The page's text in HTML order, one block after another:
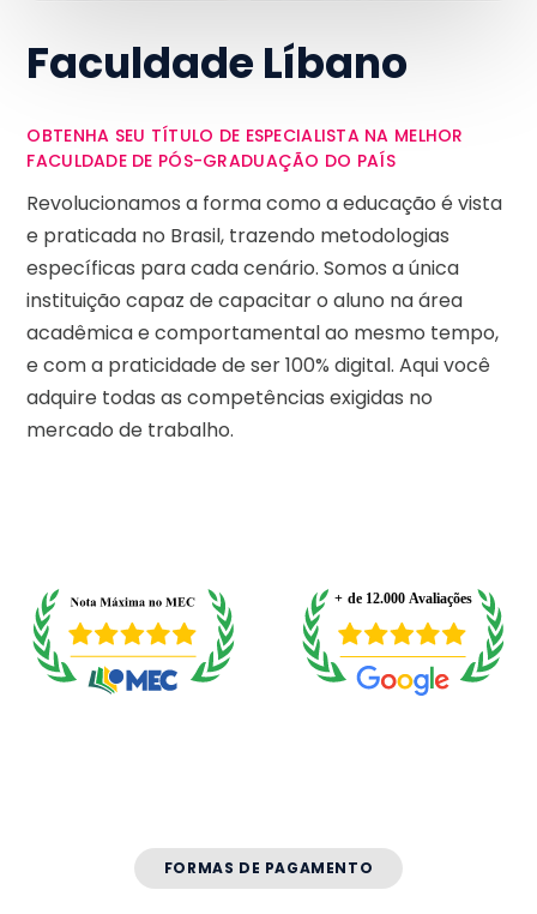
Faculdade Líbano
OBTENHA SEU TÍTULO DE ESPECIALISTA NA MELHOR
FACULDADE DE PÓS-GRADUAÇÃO DO PAÍS
Revolucionamos a forma como a educação é vista
e praticada no Brasil, trazendo metodologias
específicas para cada cenário. Somos a única
instituição capaz de capacitar o aluno na área
acadêmica e comportamental ao mesmo tempo,
e com a praticidade de ser 100% digital. Aqui você
adquire todas as competências exigidas no
mercado de trabalho.
FORMAS DE PAGAMENTO